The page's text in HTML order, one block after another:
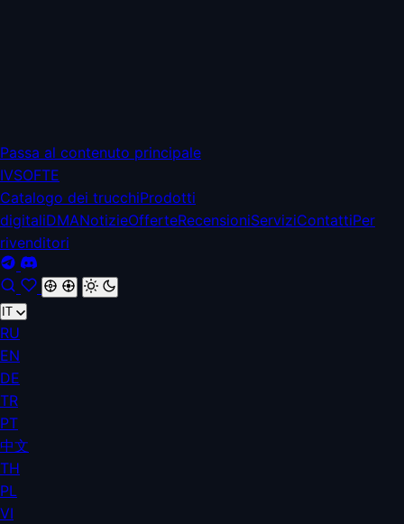
Passa al contenuto principale
IVSOFTE
Catalogo dei trucchiProdotti
digitaliDMANotizieOfferteRecensioniServiziContattiPer
rivenditori
IT
RU
EN
DE
TR
PT
中文
TH
PL
VI